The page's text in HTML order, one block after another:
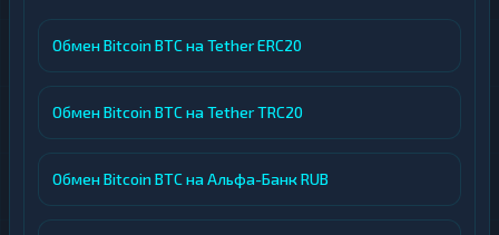
Обмен Bitcoin BTC на Tether ERC20
Обмен Bitcoin BTC на Tether TRC20
Обмен Bitcoin BTC на Альфа-Банк RUB